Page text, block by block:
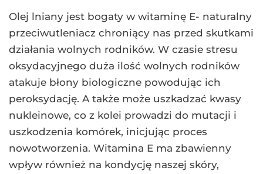
Olej lniany jest bogaty w witaminę E- naturalny
przeciwutleniacz chroniący nas przed skutkami
działania wolnych rodników. W czasie stresu
oksydacyjnego duża ilość wolnych rodników
atakuje błony biologiczne powodując ich
peroksydację. A także może uszkadzać kwasy
nukleinowe, co z kolei prowadzi do mutacji i
uszkodzenia komórek, inicjując proces
nowotworzenia. Witamina E ma zbawienny
wpływ również na kondycję naszej skóry,